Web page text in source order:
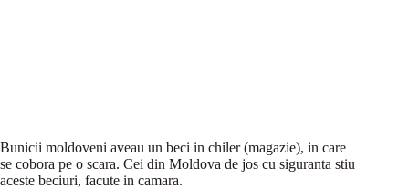
Bunicii moldoveni aveau un beci in chiler (magazie), in care
se cobora pe o scara. Cei din Moldova de jos cu siguranta stiu
aceste beciuri, facute in camara.